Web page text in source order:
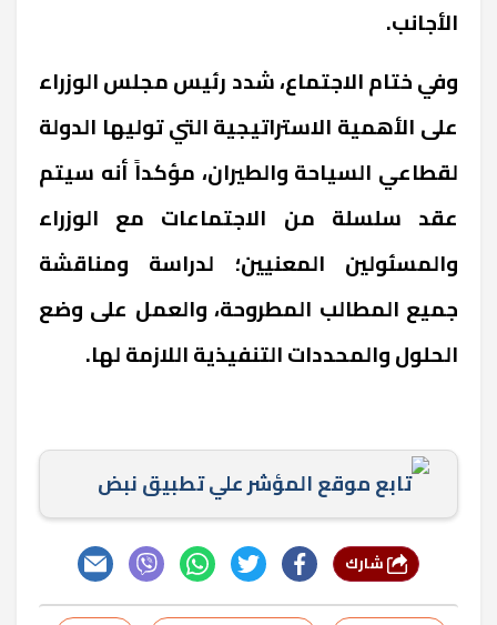
الأجانب.
وفي ختام الاجتماع، شدد رئيس مجلس الوزراء
على الأهمية الاستراتيجية التي توليها الدولة
لقطاعي السياحة والطيران، مؤكداً أنه سيتم
عقد سلسلة من الاجتماعات مع الوزراء
والمسئولين المعنيين؛ لدراسة ومناقشة
جميع المطالب المطروحة، والعمل على وضع
الحلول والمحددات التنفيذية اللازمة لها.
تابع موقع المؤشر علي تطبيق نبض